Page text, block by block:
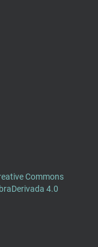
Commons
4.0